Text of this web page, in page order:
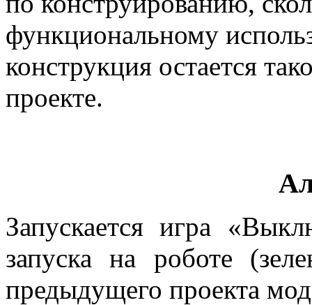
функциональному
конструкция остается
проекте.
Запускается игра
запуска на роботе
предыдущего проекта